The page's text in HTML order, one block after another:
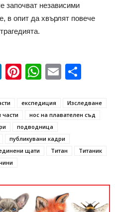
започват независими
в опит да хвърлят повече
LinkedIn
Pinterest
WhatsApp
Email
експедиция
Изследване
нос на плавателен съд
подводница
публикувани кадри
щати Титан
Титаник